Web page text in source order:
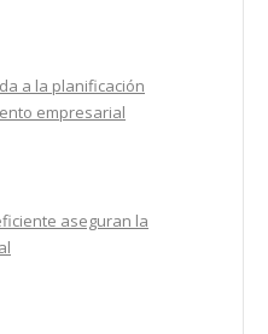
a la planificación
empresarial
aseguran la